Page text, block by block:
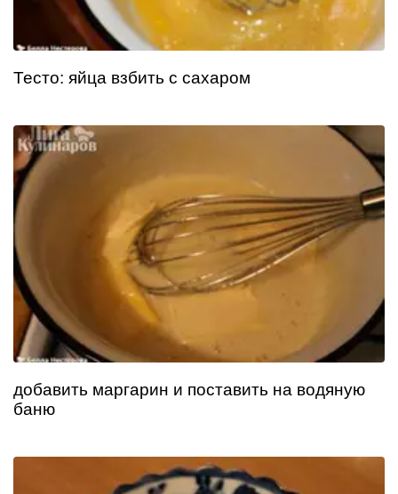
Тесто: яйца взбить с сахаром
добавить маргарин и поставить на водяную
баню